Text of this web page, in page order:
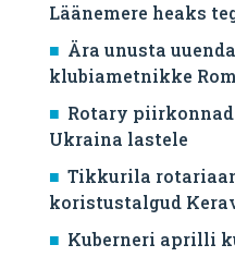
Läänemere heaks
Ära unusta
klubiametnikke
Rotary
Ukraina lastele
Tikkurila
koristustalgud
Kuberneri aprilli